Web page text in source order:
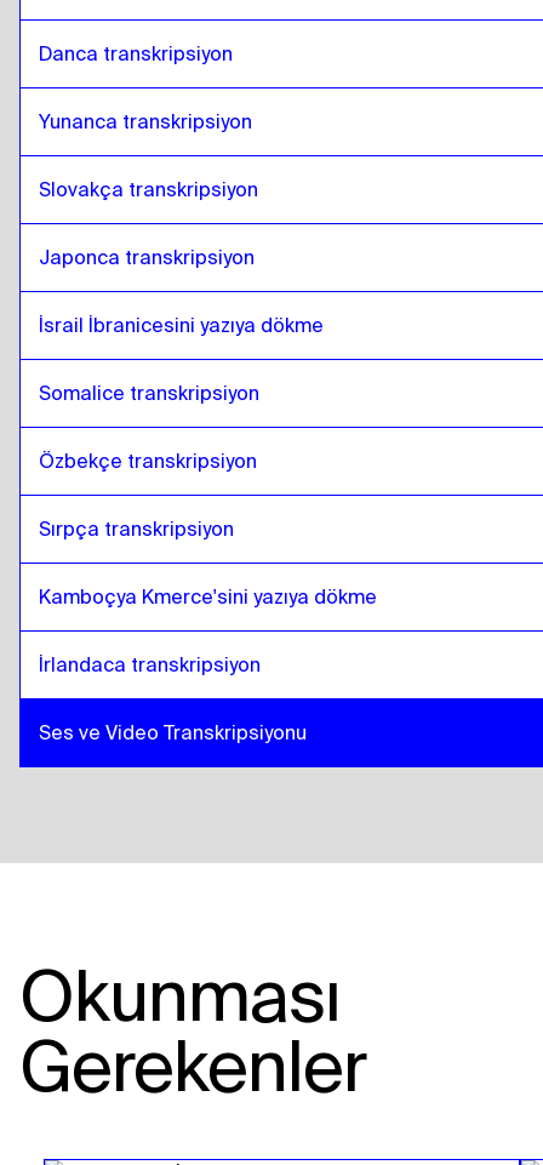
Danca transkripsiyon
Yunanca transkripsiyon
Slovakça transkripsiyon
Japonca transkripsiyon
İsrail İbranicesini yazıya dökme
Somalice transkripsiyon
Özbekçe transkripsiyon
Sırpça transkripsiyon
Kamboçya Kmerce'sini yazıya dökme
İrlandaca transkripsiyon
Ses ve Video Transkripsiyonu
Okunması
Gerekenler